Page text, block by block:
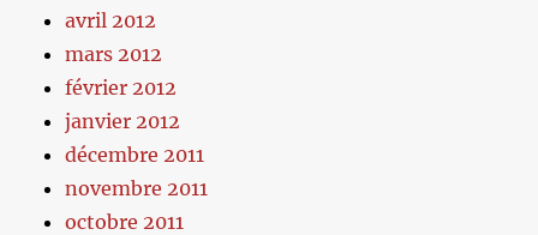
avril 2012
mars 2012
février 2012
janvier 2012
décembre 2011
novembre 2011
octobre 2011